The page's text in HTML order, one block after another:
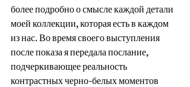
более подробно о смысле каждой детали
моей коллекции, которая есть в каждом
из нас. Во время своего выступления
после показа я передала послание,
подчеркивающее реальность
контрастных черно-белых моментов